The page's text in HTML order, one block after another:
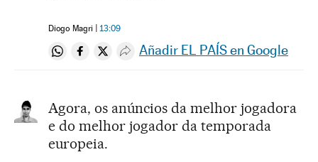
Diogo Magri 13:09
Compartir en Whatsapp
Compartir en Facebook
Compartir en Twitter
Desplegar Redes Sociales
Añadir EL PAÍS en Google
Agora, os anúncios da melhor jogadora
e do melhor jogador da temporada
europeia.